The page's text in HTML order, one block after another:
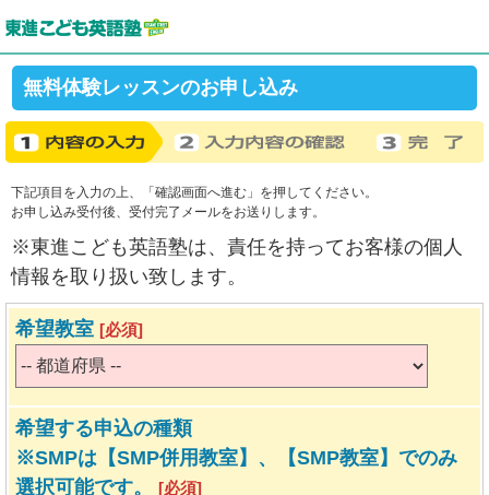
無料体験レッスンのお申し込み
下記項目を入力の上、「確認画面へ進む」を押してください。
お申し込み受付後、受付完了メールをお送りします。
※東進こども英語塾は、責任を持ってお客様の個人
情報を取り扱い致します。
希望教室 [必須]
希望する申込の種類
※SMPは【SMP併用教室】、【SMP教室】でのみ
選択可能です。
[必須]